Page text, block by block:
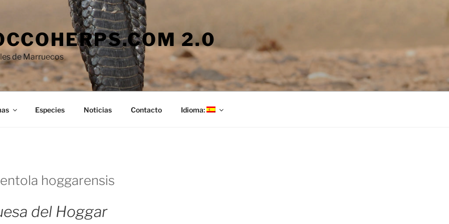
2.0
de Marruecos
Especies Noticias Contacto Idioma:
hoggarensis
del Hoggar